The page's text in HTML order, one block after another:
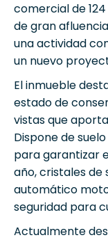
comercial de
de gran
una actividad
un nuevo
El inmueble
estado de
vistas que
Dispone de
para garantizar
año, cristales
automático
seguridad para
Actualmente